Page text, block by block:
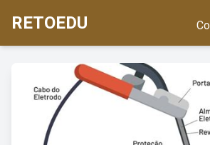
RETOEDU